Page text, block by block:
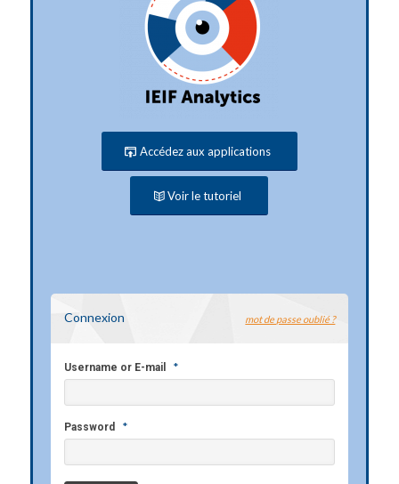
Accédez aux applications
Voir le tutoriel
Connexion mot de passe oublié ?
Username or E-mail *
Password *